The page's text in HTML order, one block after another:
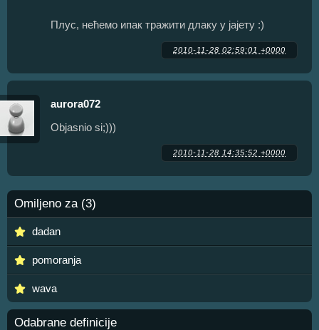
Плус, нећемо ипак тражити длаку у јајету :)
2010-11-28 02:59:01 +0000
aurora072
Objasnio si;)))
2010-11-28 14:35:52 +0000
Omiljeno za (3)
dadan
pomoranja
wava
Odabrane definicije